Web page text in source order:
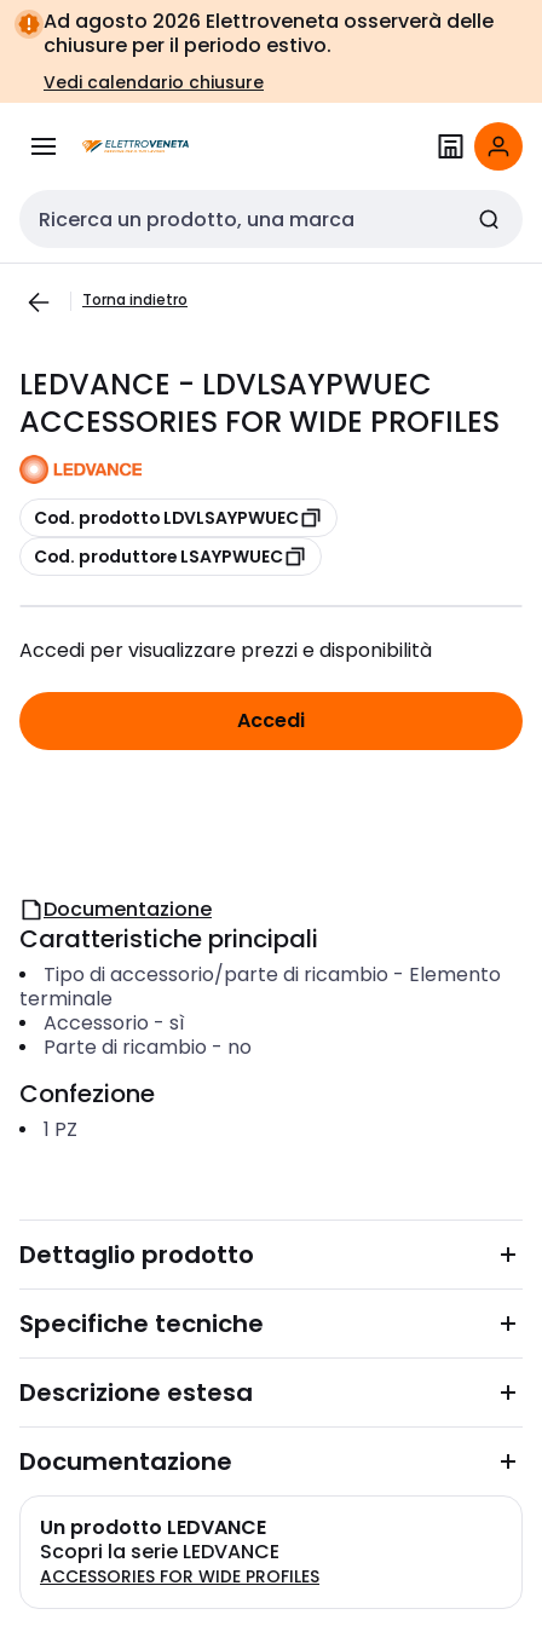
Vai alla
navigazione
Vai
alla
pagina
Ad agosto 2026 Elettroveneta osserverà delle
chiusure per il periodo estivo.
Vedi calendario chiusure
Cerca input
Torna indietro
LEDVANCE - LDVLSAYPWUEC
ACCESSORIES FOR WIDE PROFILES
copia
Cod. prodotto LDVLSAYPWUEC
copia
Cod. produttore LSAYPWUEC
Accedi per visualizzare prezzi e disponibilità
Accedi
Documentazione
Caratteristiche principali
Tipo di accessorio/parte di ricambio - Elemento
terminale
Accessorio - sì
Parte di ricambio - no
Confezione
1 PZ
Dettaglio prodotto
Specifiche tecniche
Descrizione estesa
Documentazione
Un prodotto LEDVANCE
Scopri la serie LEDVANCE
ACCESSORIES FOR WIDE PROFILES